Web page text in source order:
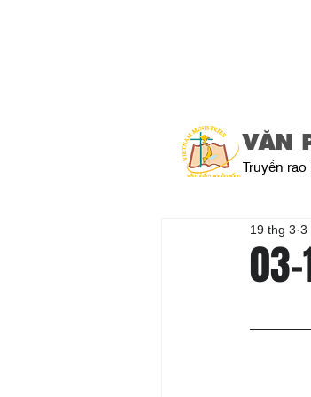
VĂN
Truyền
19 thg 3 3